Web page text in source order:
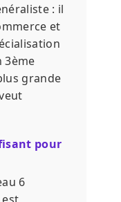
: il
et
3ème
grande
pour
6